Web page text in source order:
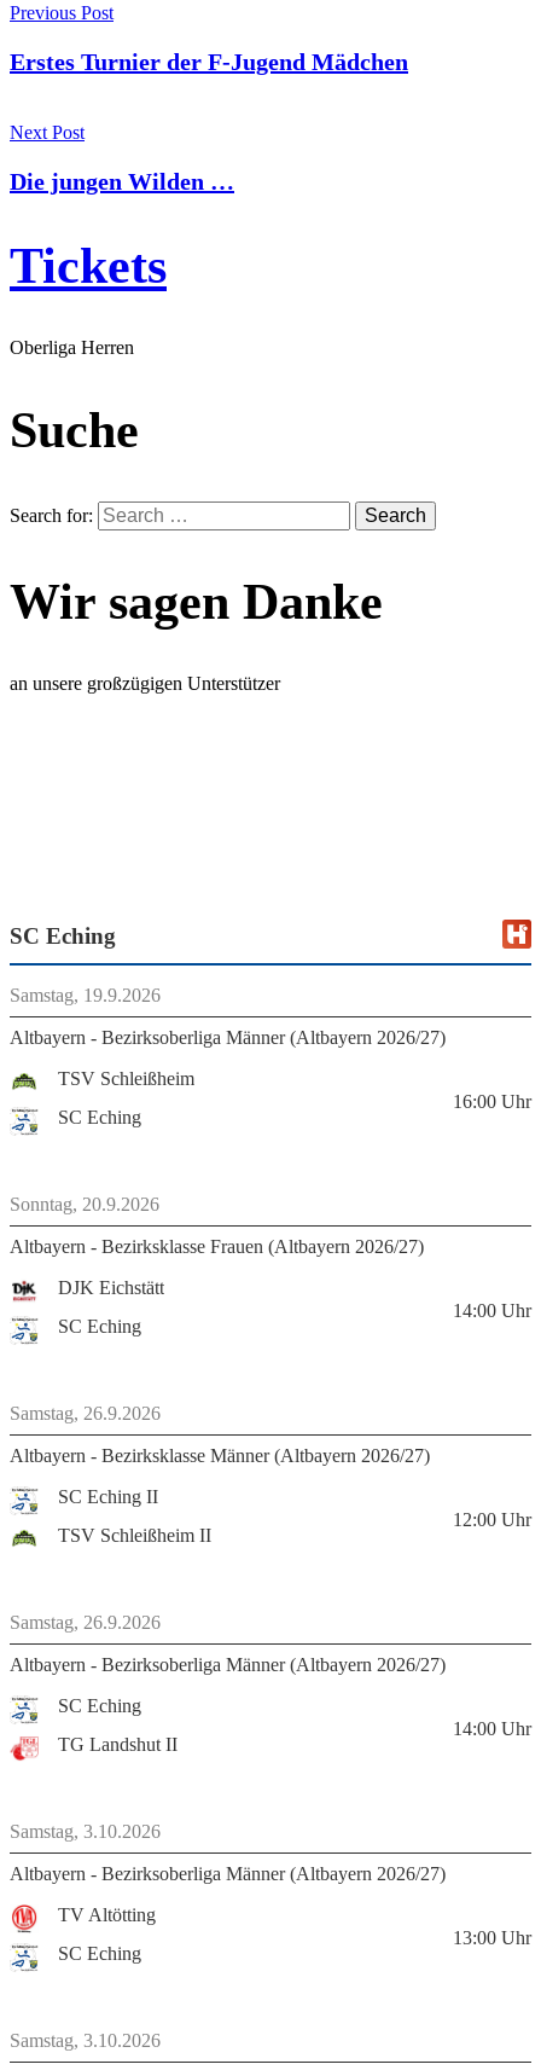
Previous Post
Erstes Turnier der F-Jugend Mädchen
Next Post
Die jungen Wilden …
Tickets
Oberliga Herren
Suche
Search for:
Wir sagen Danke
an unsere großzügigen Unterstützer
SC Eching
Samstag, 19.9.2026
Altbayern - Bezirksoberliga Männer (Altbayern 2026/27)
TSV Schleißheim
SC Eching
16:00 Uhr
Sonntag, 20.9.2026
Altbayern - Bezirksklasse Frauen (Altbayern 2026/27)
DJK Eichstätt
SC Eching
14:00 Uhr
Samstag, 26.9.2026
Altbayern - Bezirksklasse Männer (Altbayern 2026/27)
SC Eching II
TSV Schleißheim II
12:00 Uhr
Samstag, 26.9.2026
Altbayern - Bezirksoberliga Männer (Altbayern 2026/27)
SC Eching
TG Landshut II
14:00 Uhr
Samstag, 3.10.2026
Altbayern - Bezirksoberliga Männer (Altbayern 2026/27)
TV Altötting
SC Eching
13:00 Uhr
Samstag, 3.10.2026